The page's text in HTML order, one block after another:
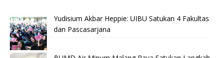
Yudisium Akbar Heppie: UIBU Satukan 4 Fakultas
dan Pascasarjana